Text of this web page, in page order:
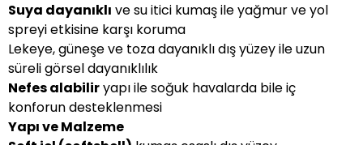
Suya dayanıklı ve su itici kumaş ile yağmur ve yol
spreyi etkisine karşı koruma
Lekeye, güneşe ve toza dayanıklı dış yüzey ile uzun
süreli görsel dayanıklılık
Nefes alabiliryapı ile soğuk havalarda bile iç
konforun desteklenmesi
Yapı ve Malzeme